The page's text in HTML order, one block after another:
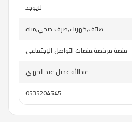
لايوجد
هاتف,كهرباء,صرف صحي,مياه
منصة مرخصة,منصات التواصل الإجتماعي
عبدالله عجيل عيد الجهني
0535204545